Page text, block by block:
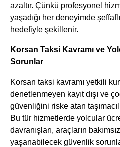
azaltır. Çünkü profesyonel
yaşadığı her deneyimde
hedefiyle şekillenir.
Korsan Taksi Kavramı ve
Sorunlar
Korsan taksi kavramı yetkili
denetlenmeyen kayıt dışı ve
güvenliğini riske atan
Bu tür hizmetlerde yolcular
davranışları, araçların
yaşanabilecek güvenlik